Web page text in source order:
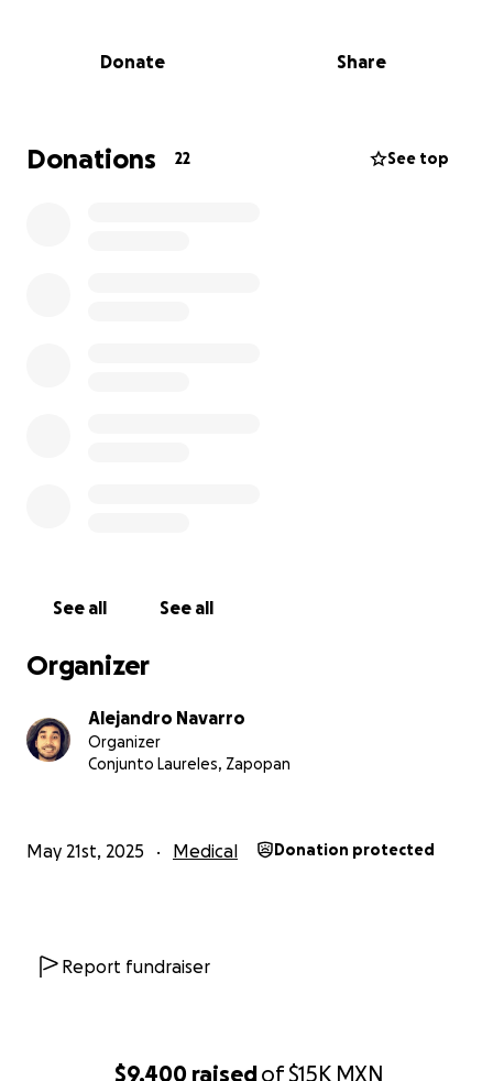
$9,400 raisedof$15K MXN
es complicado solventar los gastos.
ayudar a Monse a llevar acabo su recuperación y
pagar los gastos que la cirugía implica, así como
Donate Share
Donations 22 See top
See all See all
Organizer
Alejandro Navarro
Organizer
Conjunto Laureles, Zapopan
May 21st, 2025 Medical Donation protected
Report fundraiser